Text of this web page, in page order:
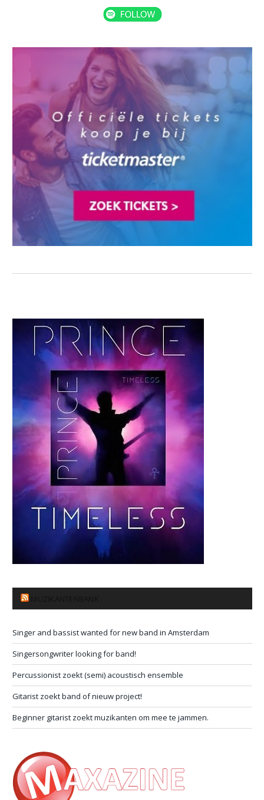
Singer and bassist wanted for new band in Amsterdam
Singersongwriter looking for band!
Percussionist zoekt (semi) acoustisch ensemble
Gitarist zoekt band of nieuw project!
Beginner gitarist zoekt muzikanten om mee te jammen.